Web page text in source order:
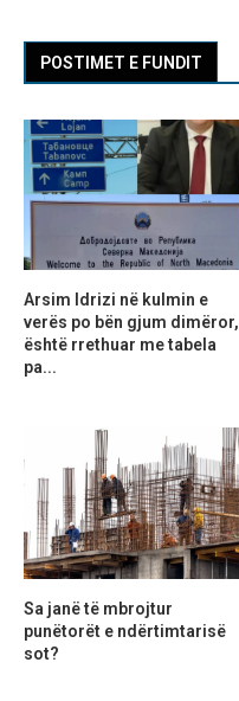
POSTIMET E FUNDIT
Arsim Idrizi në kulmin e
verës po bën gjum dimëror,
është rrethuar me tabela
pa...
Sa janë të mbrojtur
punëtorët e ndërtimtarisë
sot?